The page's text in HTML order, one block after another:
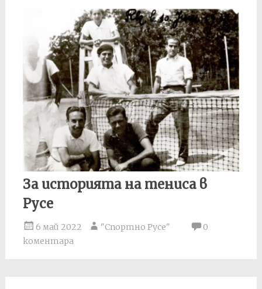
За историята на тениса в
Русе
6 май 2022 "Спортно Русе"
0
коментара